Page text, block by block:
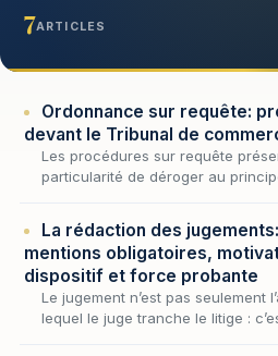
7ARTICLES
Ordonnance sur requête:
devant le Tribunal de
Les procédures sur requête
particularité de déroger au
requéran…
La rédaction des
mentions obligatoires,
dispositif et force probante
Le jugement n’est pas seulement
lequel le juge tranche le litige :